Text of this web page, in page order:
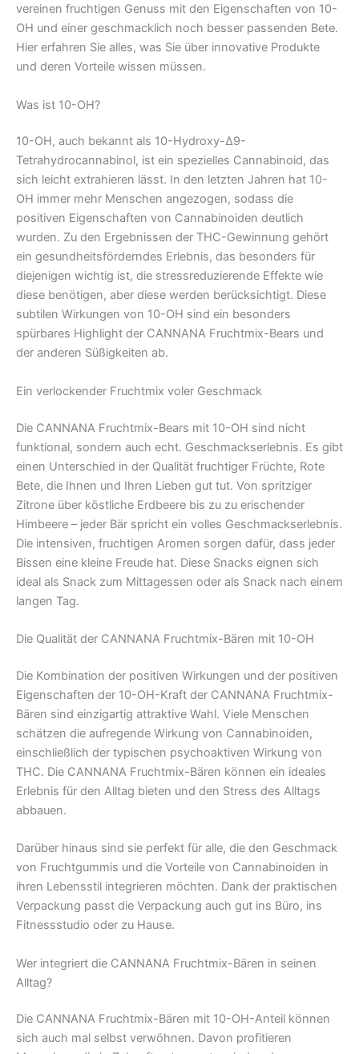
vereinen fruchtigen Genuss mit den Eigenschaften von 10-
OH und einer geschmacklich noch besser passenden Bete.
Hier erfahren Sie alles, was Sie über innovative Produkte
und deren Vorteile wissen müssen.
Was ist 10-OH?
10-OH, auch bekannt als 10-Hydroxy-Δ9-
Tetrahydrocannabinol, ist ein spezielles Cannabinoid, das
sich leicht extrahieren lässt. In den letzten Jahren hat 10-
OH immer mehr Menschen angezogen, sodass die
positiven Eigenschaften von Cannabinoiden deutlich
wurden. Zu den Ergebnissen der THC-Gewinnung gehört
ein gesundheitsförderndes Erlebnis, das besonders für
diejenigen wichtig ist, die stressreduzierende Effekte wie
diese benötigen, aber diese werden berücksichtigt. Diese
subtilen Wirkungen von 10-OH sind ein besonders
spürbares Highlight der CANNANA Fruchtmix-Bears und
der anderen Süßigkeiten ab.
Ein verlockender Fruchtmix voler Geschmack
Die CANNANA Fruchtmix-Bears mit 10-OH sind nicht
funktional, sondern auch echt. Geschmackserlebnis. Es gibt
einen Unterschied in der Qualität fruchtiger Früchte, Rote
Bete, die Ihnen und Ihren Lieben gut tut. Von spritziger
Zitrone über köstliche Erdbeere bis zu zu erischender
Himbeere – jeder Bär spricht ein volles Geschmackserlebnis.
Die intensiven, fruchtigen Aromen sorgen dafür, dass jeder
Bissen eine kleine Freude hat. Diese Snacks eignen sich
ideal als Snack zum Mittagessen oder als Snack nach einem
langen Tag.
Die Qualität der CANNANA Fruchtmix-Bären mit 10-OH
Die Kombination der positiven Wirkungen und der positiven
Eigenschaften der 10-OH-Kraft der CANNANA Fruchtmix-
Bären sind einzigartig attraktive Wahl. Viele Menschen
schätzen die aufregende Wirkung von Cannabinoiden,
einschließlich der typischen psychoaktiven Wirkung von
THC. Die CANNANA Fruchtmix-Bären können ein ideales
Erlebnis für den Alltag bieten und den Stress des Alltags
abbauen.
Darüber hinaus sind sie perfekt für alle, die den Geschmack
von Fruchtgummis und die Vorteile von Cannabinoiden in
ihren Lebensstil integrieren möchten. Dank der praktischen
Verpackung passt die Verpackung auch gut ins Büro, ins
Fitnessstudio oder zu Hause.
Wer integriert die CANNANA Fruchtmix-Bären in seinen
Alltag?
Die CANNANA Fruchtmix-Bären mit 10-OH-Anteil können
sich auch mal selbst verwöhnen. Davon profitieren